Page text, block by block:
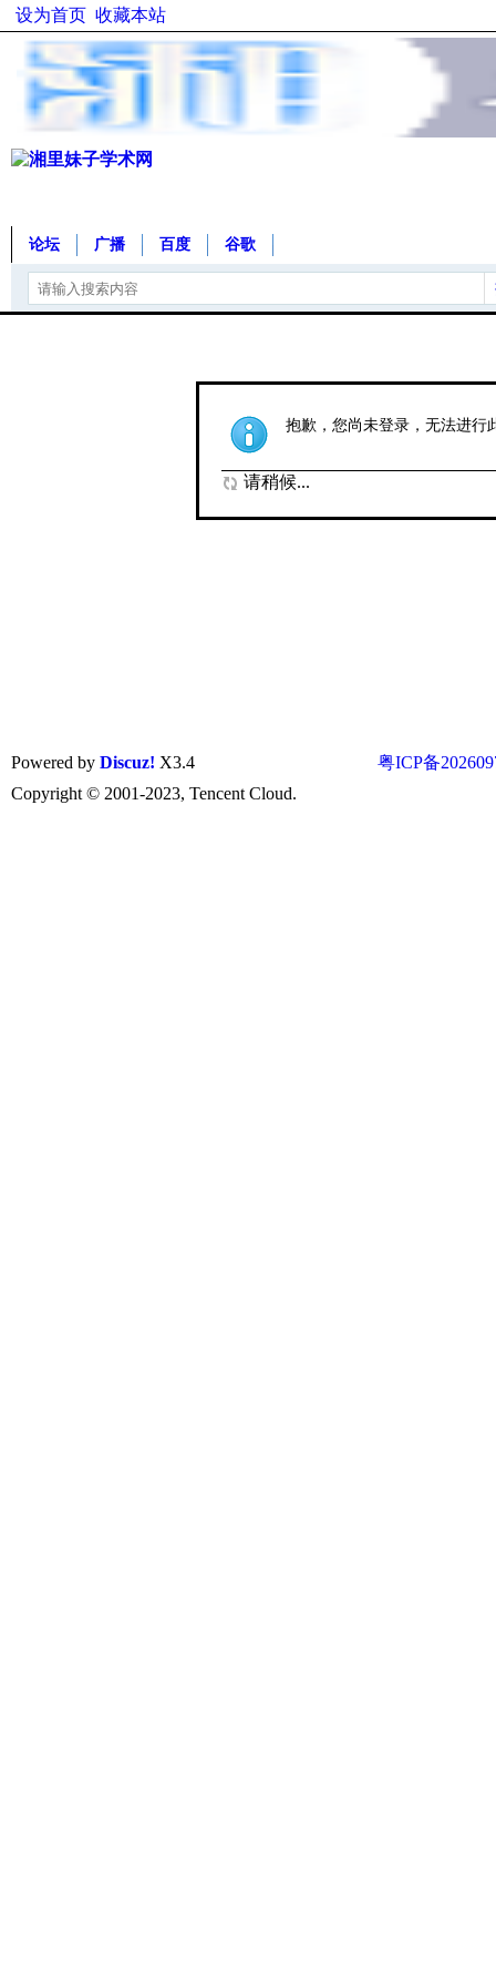
设为首页 收藏本站
论坛 广播 百度 谷歌
抱歉，您尚未登录，无法进行
请稍候...
粤ICP备
Powered by Discuz! X3.4
Copyright © 2001-2023, Tencent Cloud.